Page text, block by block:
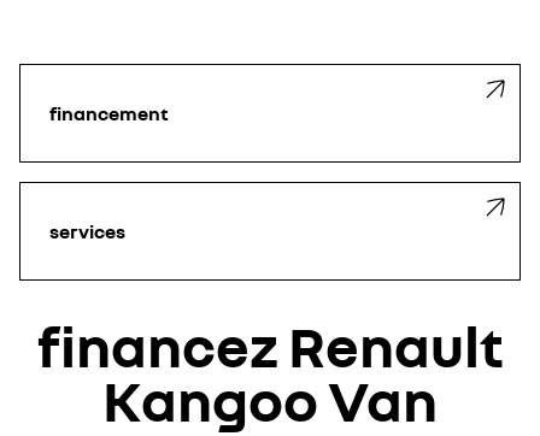
financement
services
financez Renault
Kangoo Van